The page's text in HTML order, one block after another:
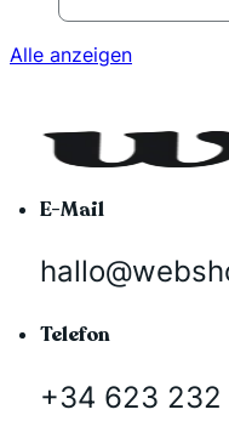
Alle anzeigen
E-Mail
Telefon
+34 623 232